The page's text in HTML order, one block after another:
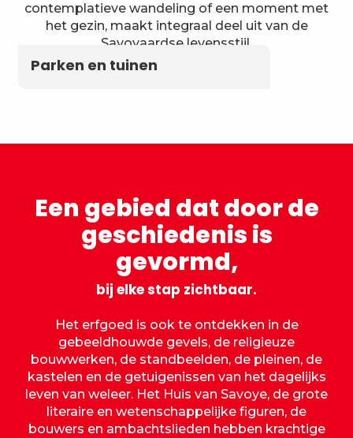
contemplatieve wandeling of een moment met
het gezin, maakt integraal deel uit van de
Savoyaardse levensstijl.
Parken en tuinen
Een gebied dat door de
geschiedenis is
gevormd,
bij elke stap zichtbaar.
Het erfgoed is ook te ontdekken in de
gebeeldhouwde gevels, de religieuze
bouwwerken, de standbeelden, de pleinen, de
kastelen en de getuigenissen van het dagelijks
leven van weleer. Het Huis van Savoye, de grote
literaire en wetenschappelijke figuren, de
bouwers en ambachtslieden hebben krachtige